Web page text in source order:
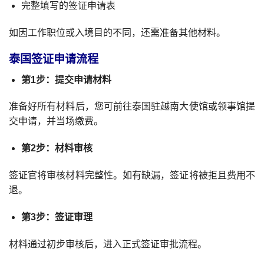
完整填写的签证申请表
如因工作职位或入境目的不同，还需准备其他材料。
泰国签证申请流程
第1步：提交申请材料
准备好所有材料后，您可前往泰国驻越南大使馆或领事馆提
交申请，并当场缴费。
第2步：材料审核
签证官将审核材料完整性。如有缺漏，签证将被拒且费用不
退。
第3步：签证审理
材料通过初步审核后，进入正式签证审批流程。